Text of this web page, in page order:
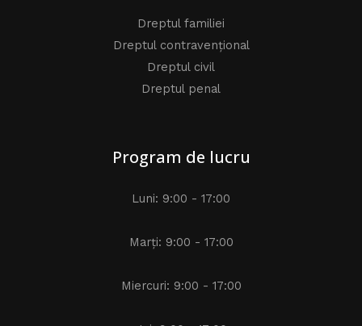
Dreptul familiei
Dreptul contravențional
Dreptul civil
Dreptul penal
Program de lucru
Luni: 9:00 - 17:00
Marți: 9:00 - 17:00
Miercuri: 9:00 - 17:00